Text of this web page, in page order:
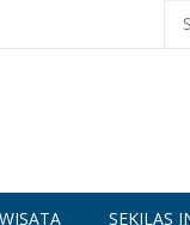
WISATA SEKILAS